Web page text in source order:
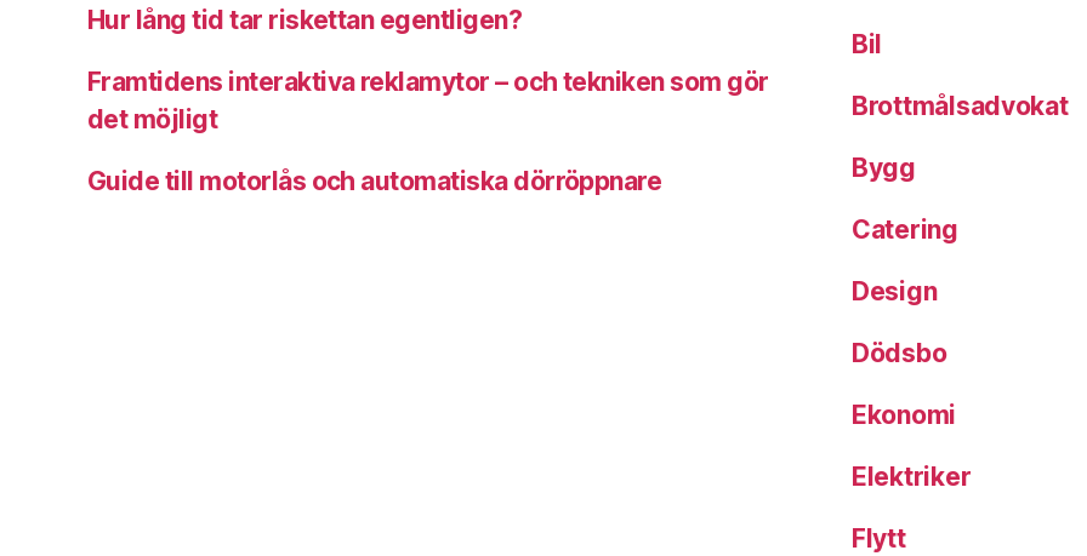
Hur lång tid tar riskettan egentligen?
Framtidens interaktiva reklamytor – och tekniken som gör
det möjligt
Guide till motorlås och automatiska dörröppnare
Bil
Brottmålsadvokat
Bygg
Catering
Design
Dödsbo
Ekonomi
Elektriker
Flytt